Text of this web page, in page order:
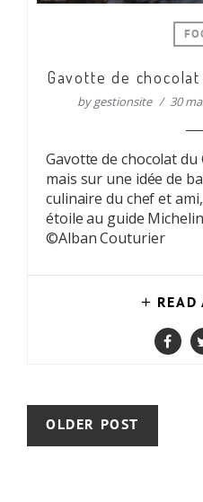
Gavotte de
bygestionsite 30
Gavotte de chocolat du
mais sur une idée de
culinaire du chef et
étoile au guide
©Alban Couturier
READ
OLDER POST